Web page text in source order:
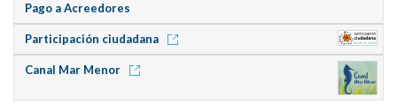
Pago a Acreedores
Participación ciudadana
Canal Mar Menor